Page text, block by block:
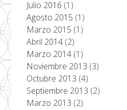
Julio 2016 (1)
Agosto 2015 (1)
Marzo 2015 (1)
Abril 2014 (2)
Marzo 2014 (1)
Noviembre 2013 (3)
Octubre 2013 (4)
Septiembre 2013 (2)
Marzo 2013 (2)